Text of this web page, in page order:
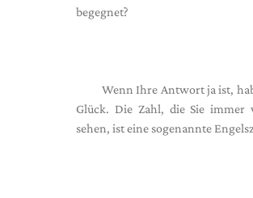
begegnet?
Wenn Ihre Antwort ja ist,
Glück. Die Zahl, die Sie immer
sehen, ist eine sogenannte